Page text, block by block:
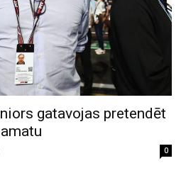
gatavojas pretendēt
0